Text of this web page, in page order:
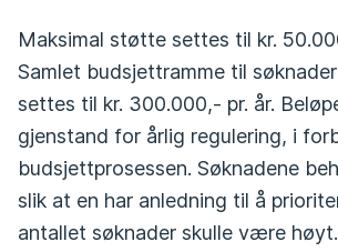
Maksimal støtte settes til kr.
Samlet budsjettramme til
settes til kr. 300.000,- pr. år.
gjenstand for årlig regulering, i
budsjettprosessen. Søknadene
slik at en har anledning til å
antallet søknader skulle være